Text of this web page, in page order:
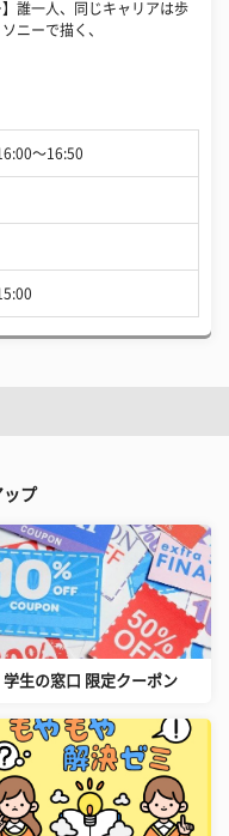
】誰一人、同じキャリアは歩
ニーで描く、
〜16:50
ップ
学生の窓口 限定クーポン